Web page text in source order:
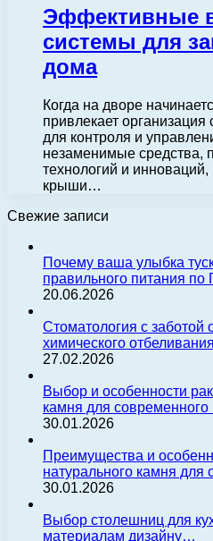
Эффективные
системы для
дома
Когда на дворе
привлекает организация
для контроля и
незаменимые средства,
технологий и
крыши…
Свежие записи
Почему ваша улыбка
правильного питания
20.06.2026
Стоматология с заботой
химического
27.02.2026
Выбор и особенности
камня для
30.01.2026
Преимущества и
натурального камня
30.01.2026
Выбор столешниц для
материалам дизайну…